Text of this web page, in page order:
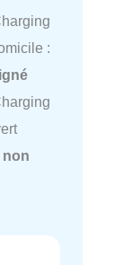
:
non